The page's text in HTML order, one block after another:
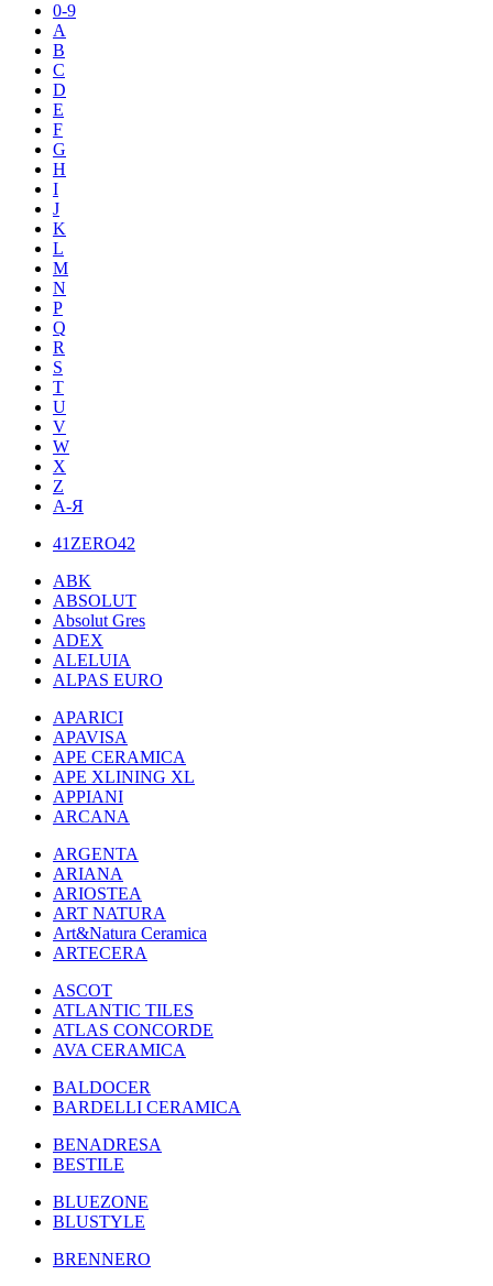
0-9
A
B
C
D
E
F
G
H
I
J
K
L
M
N
P
Q
R
S
T
U
V
W
X
Z
А-Я
41ZERO42
ABK
ABSOLUT
Absolut Gres
ADEX
ALELUIA
ALPAS EURO
APARICI
APAVISA
APE CERAMICA
APE XLINING XL
APPIANI
ARCANA
ARGENTA
ARIANA
ARIOSTEA
ART NATURA
Art&Natura Ceramica
ARTECERA
ASCOT
ATLANTIC TILES
ATLAS CONCORDE
AVA CERAMICA
BALDOCER
BARDELLI CERAMICA
BENADRESA
BESTILE
BLUEZONE
BLUSTYLE
BRENNERO